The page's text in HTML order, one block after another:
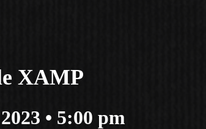
XAMP
• 5:00 pm